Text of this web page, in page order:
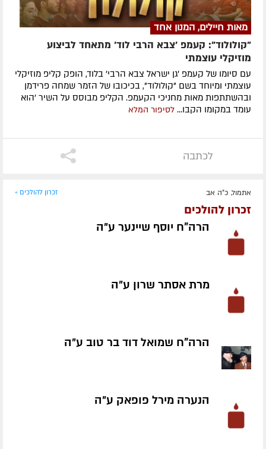
מאות חיילים, המנון אחד
"קולולוד": קעמפ 'צבא הרבי לוד' מתאחד לביצוע
מוזיקלי עוצמתי
עם סיומו של קעמפ 'גן ישראל צבא הרבי' בלוד, הופק קליפ מוזיקלי
עוצמתי ומיוחד בשם "קולולוד", בכיכובו של הזמר שמחה פרידמן
ובהשתתפות מאות מחניכי הקעמפ. הקליפ מבוסס על השיר 'הוא
עומד במקומו הקבו... לסיפור המלא
לכתבה
אתמול, כ"ה אב זכרון להולכים »
זכרון להולכים
הרה"ח יוסף שיינער ע״ה
מרת אסתר שרון ע״ה
הרה"ח שמואל דוד בר טוב ע״ה
הנערה מירל פופאק ע״ה